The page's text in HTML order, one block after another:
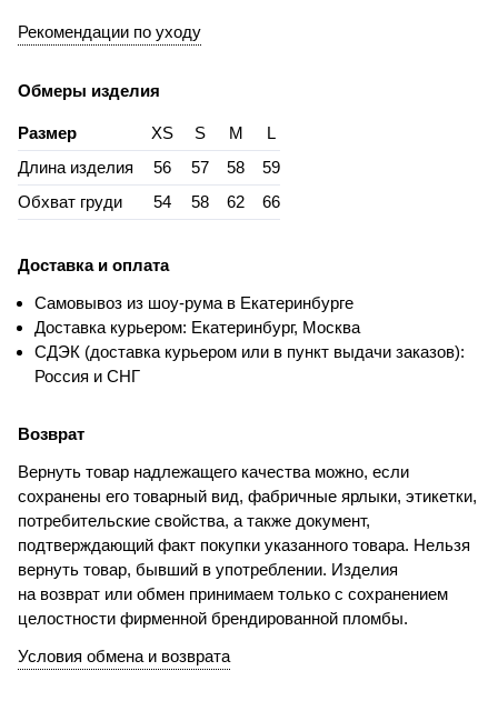
Рекомендации по уходу
Обмеры изделия
Размер XS S M
L
Длина изделия
56 57 58
59
Обхват груди
54 58 62 66
Доставка и оплата
Самовывоз из шоу-рума в Екатеринбурге
Доставка курьером: Екатеринбург, Москва
СДЭК (доставка курьером или в пункт выдачи заказов):
Россия и СНГ
Возврат
Вернуть товар надлежащего качества можно, если
сохранены его товарный вид, фабричные ярлыки, этикетки,
потребительские свойства, а также документ,
подтверждающий факт покупки указанного товара. Нельзя
вернуть товар, бывший в употреблении. Изделия
на возврат или обмен принимаем только с сохранением
целостности фирменной брендированной пломбы.
Условия обмена и возврата